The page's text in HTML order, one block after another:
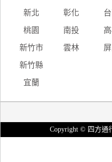
新北 彰化
桃園 南投
新竹市 雲林
新竹縣
宜蘭
Copyright © 四方通